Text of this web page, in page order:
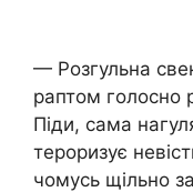
— Розгульна
раптом голосно
Піди, сама
тероризує
чомусь щільно